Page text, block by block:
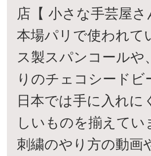
店【 小さな手芸屋
本場パリで使われて
ス製スパンコールや
りのチェコシードビ
日本では手に入れに
しいものを揃えてい
刺繍のやり方の動画